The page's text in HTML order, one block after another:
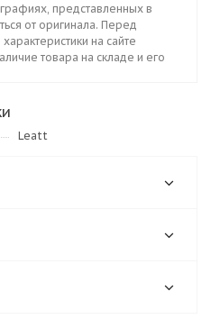
представленных в
от оригинала. Перед
на сайте
товара на складе и его
Leatt